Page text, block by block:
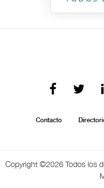
Contacto
Copyright ©2026 Todos los